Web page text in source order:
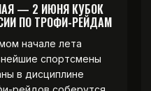
— 2 ИЮНЯ КУБОК
ПО ТРОФИ-РЕЙДАМ
начале лета
спортсмены
в дисциплине